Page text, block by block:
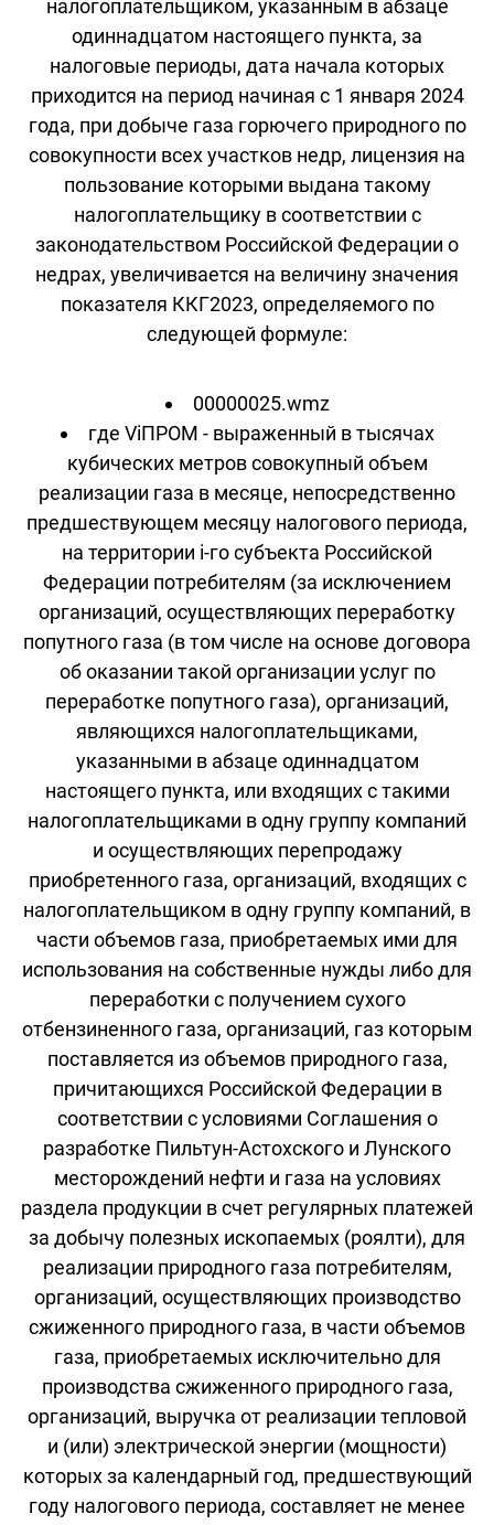
налогоплательщиком, указанным в абзаце
одиннадцатом настоящего пункта, за
налоговые периоды, дата начала которых
приходится на период начиная с 1 января 2024
года, при добыче газа горючего природного по
совокупности всех участков недр, лицензия на
пользование которыми выдана такому
налогоплательщику в соответствии с
законодательством Российской Федерации о
недрах, увеличивается на величину значения
показателя ККГ2023, определяемого по
следующей формуле:
00000025.wmz
где ViПРОМ - выраженный в тысячах
кубических метров совокупный объем
реализации газа в месяце, непосредственно
предшествующем месяцу налогового периода,
на территории i-го субъекта Российской
Федерации потребителям (за исключением
организаций, осуществляющих переработку
попутного газа (в том числе на основе договора
об оказании такой организации услуг по
переработке попутного газа), организаций,
являющихся налогоплательщиками,
указанными в абзаце одиннадцатом
настоящего пункта, или входящих с такими
налогоплательщиками в одну группу компаний
и осуществляющих перепродажу
приобретенного газа, организаций, входящих с
налогоплательщиком в одну группу компаний, в
части объемов газа, приобретаемых ими для
использования на собственные нужды либо для
переработки с получением сухого
отбензиненного газа, организаций, газ которым
поставляется из объемов природного газа,
причитающихся Российской Федерации в
соответствии с условиями Соглашения о
разработке Пильтун-Астохского и Лунского
месторождений нефти и газа на условиях
раздела продукции в счет регулярных платежей
за добычу полезных ископаемых (роялти), для
реализации природного газа потребителям,
организаций, осуществляющих производство
сжиженного природного газа, в части объемов
газа, приобретаемых исключительно для
производства сжиженного природного газа,
организаций, выручка от реализации тепловой
и (или) электрической энергии (мощности)
которых за календарный год, предшествующий
году налогового периода, составляет не менее